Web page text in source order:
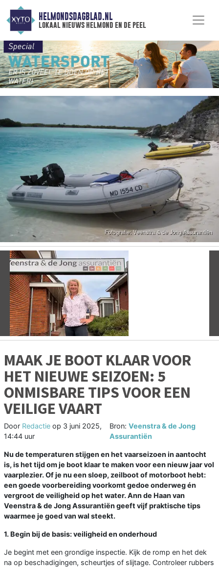
HELMONDSDAGBLAD.NL
lokaal nieuws helmond en de peel
Vorige
MAAK JE BOOT KLAAR VOOR
HET NIEUWE SEIZOEN: 5
ONMISBARE TIPS VOOR EEN
VEILIGE VAART
Door Redactie op 3 juni 2025,
14:44 uur
Bron:Veenstra & de Jong
Assurantiën
Nu de temperaturen stijgen en het vaarseizoen in aantocht
is, is het tijd om je boot klaar te maken voor een nieuw jaar vol
vaarplezier. Of je nu een sloep, zeilboot of motorboot hebt:
een goede voorbereiding voorkomt gedoe onderweg én
vergroot de veiligheid op het water. Ann de Haan van
Veenstra & de Jong Assurantiën geeft vijf praktische tips
waarmee je goed van wal steekt.
1. Begin bij de basis: veiligheid en onderhoud
Je begint met een grondige inspectie. Kijk de romp en het dek
na op beschadigingen, scheurtjes of slijtage. Controleer rubbers